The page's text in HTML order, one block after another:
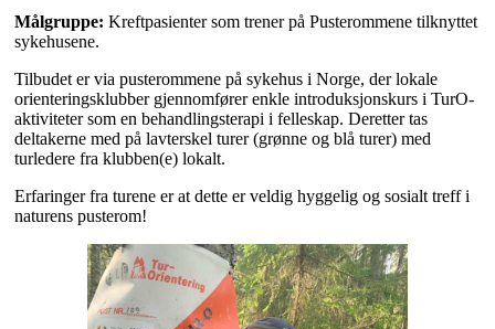
Målgruppe: Kreftpasienter som trener på Pusterommene tilknyttet
sykehusene.
Tilbudet er via pusterommene på sykehus i Norge, der lokale
orienteringsklubber gjennomfører enkle introduksjonskurs i TurO-
aktiviteter som en behandlingsterapi i felleskap. Deretter tas
deltakerne med på lavterskel turer (grønne og blå turer) med
turledere fra klubben(e) lokalt.
Erfaringer fra turene er at dette er veldig hyggelig og sosialt treff i
naturens pusterom!